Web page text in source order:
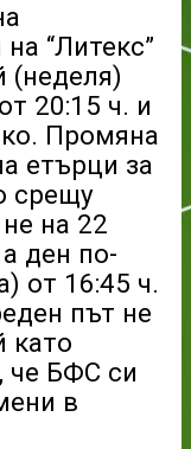
“Литекс”
(неделя)
20:15 ч. и
Промяна
етърци за
срещу
на 22
ден по-
от 16:45 ч.
път не
като
че БФС си
в